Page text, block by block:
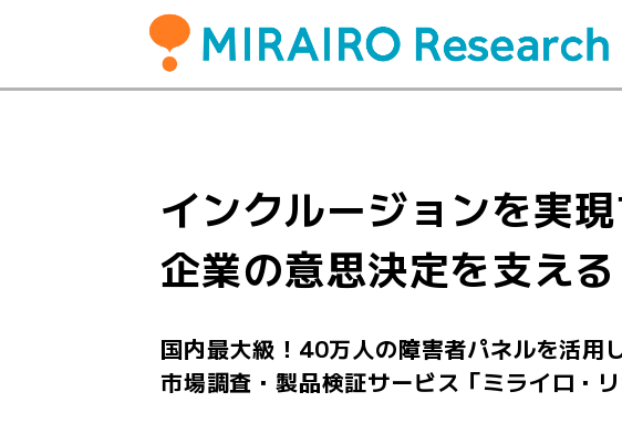
インクルージョンを実
企業の意思決定を支える
国内最大級！40万人の障害者パネルを活用
市場調査・製品検証サービス「ミライロ・リ